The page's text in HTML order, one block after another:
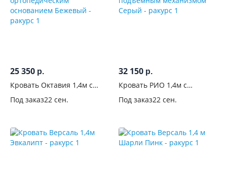
25 350 р.
Кровать Октавия 1,4м с
основанием Бежевый
Под заказ22 сен.
32 150 р.
Кровать РИО 1,4м с
Серый
Под заказ22 сен.
Размер
спального
70x190
0
80x160
0
80x186